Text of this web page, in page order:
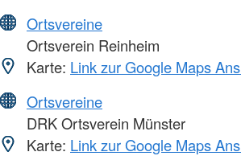
Ortsvereine
Ortsverein Reinheim
Karte: Link zur Google Maps
Ortsvereine
DRK Ortsverein Münster
Karte: Link zur Google Maps